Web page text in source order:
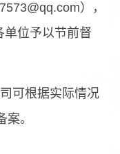
），
单位予以节前督
可根据实际情况
。